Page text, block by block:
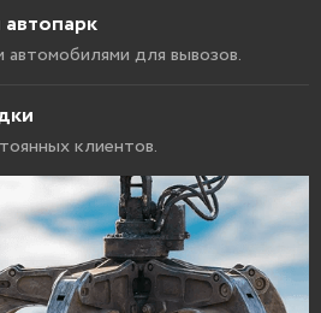
автомобилями для вывозов.
клиентов.